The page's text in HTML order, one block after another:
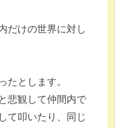
だけの世界に対し
たとします。
悲観して仲間内で
て叩いたり、同じ